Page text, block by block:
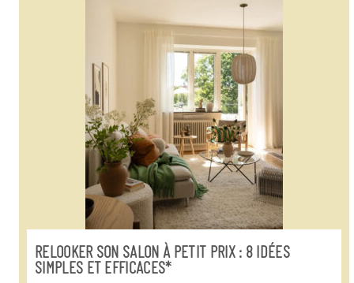
RELOOKER SON SALON À PETIT PRIX : 8 IDÉES
SIMPLES ET EFFICACES*